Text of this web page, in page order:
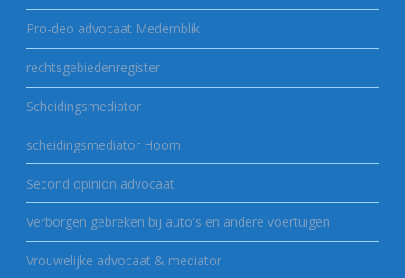
Pro-deo advocaat Medemblik
rechtsgebiedenregister
Scheidingsmediator
scheidingsmediator Hoorn
Second opinion advocaat
Verborgen gebreken bij auto's en andere voertuigen
Vrouwelijke advocaat & mediator